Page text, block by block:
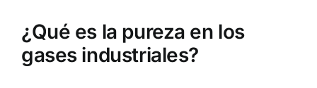
¿Qué es la pureza en los
gases industriales?